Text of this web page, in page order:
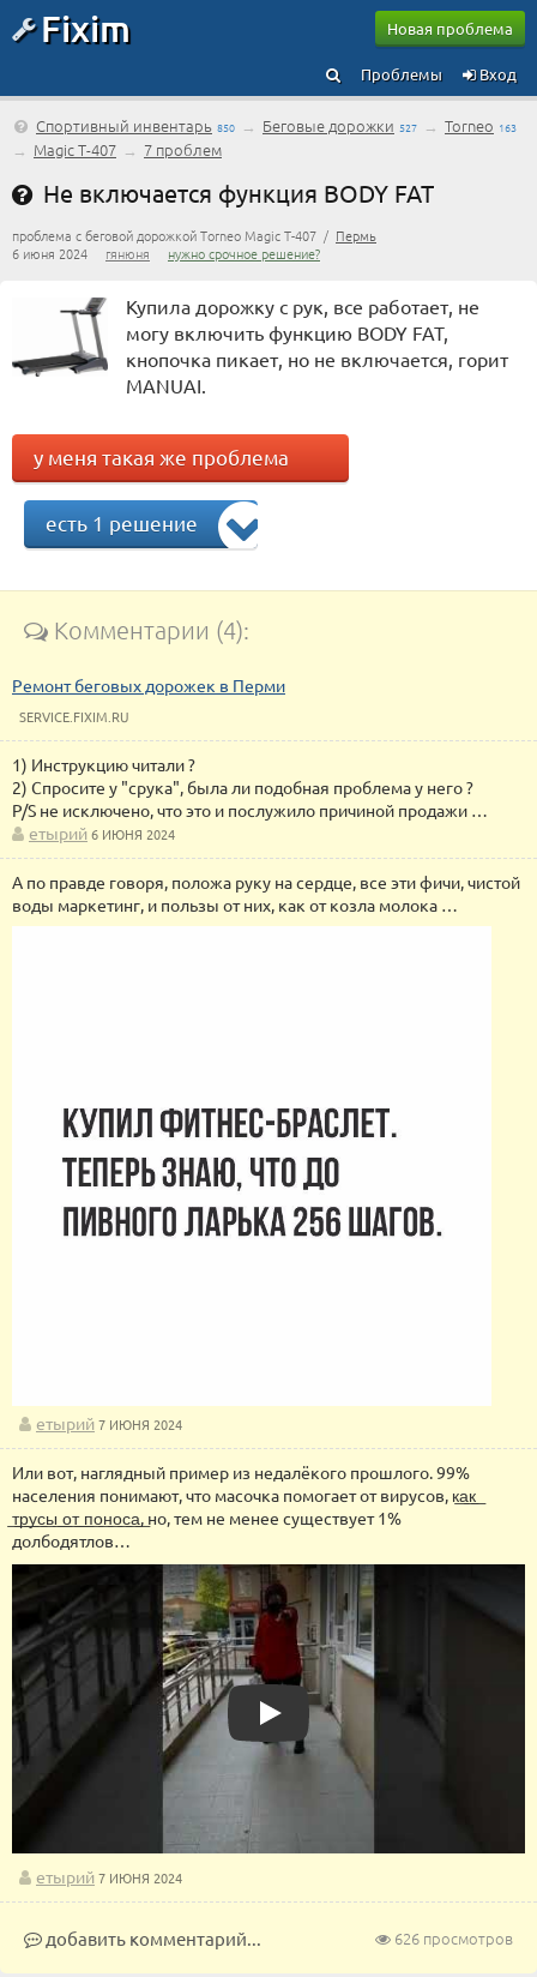
Fixim Новая проблема
Вход
Проблемы
Спортивный инвентарь 850 → Беговые дорожки 527 → Torneo 163
→ Magic T-407 → 7 проблем
Не включается функция BODY FAT
проблема с беговой дорожкой Torneo Magic T-407 / Пермь
6 июня 2024 гянюня нужно срочное решение?
Купила дорожку с рук, все работает, не
могу включить функцию BODY FAT,
кнопочка пикает, но не включается, горит
MANUAI.
у меня такая же проблема
есть 1 решение
Комментарии (4):
Ремонт беговых дорожек в Перми
SERVICE.FIXIM.RU
1) Инструкцию читали ?
2) Спросите у "срука", была ли подобная проблема у него ?
P/S не исключено, что это и послужило причиной продажи …
етырий 6 ИЮНЯ 2024
А по правде говоря, положа руку на сердце, все эти фичи, чистой
воды маркетинг, и пользы от них, как от козла молока …
етырий 7 ИЮНЯ 2024
Или вот, наглядный пример из недалёкого прошлого. 99%
населения понимают, что масочка помогает от вирусов, к͟а͟к͟
͟т͟р͟у͟с͟ы͟ ͟о͟т͟ ͟п͟о͟н͟о͟с͟а͟, но, тем не менее существует 1%
долбодятлов…
Play
етырий 7 ИЮНЯ 2024
626 просмотров
добавить комментарий...